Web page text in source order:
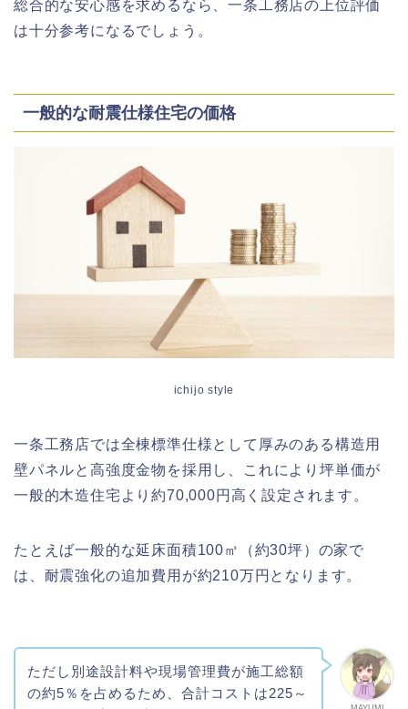
総合的な安心感を求めるなら、一条工務店の上位評価
は十分参考になるでしょう。
一般的な耐震仕様住宅の価格
ichijo style
一条工務店では全棟標準仕様として厚みのある構造用
壁パネルと高強度金物を採用し、これにより坪単価が
一般的木造住宅より約70,000円高く設定されます。
たとえば一般的な延床面積100㎡（約30坪）の家で
は、耐震強化の追加費用が約210万円となります。
ただし別途設計料や現場管理費が施工総額
の約5％を占めるため、合計コストは225～